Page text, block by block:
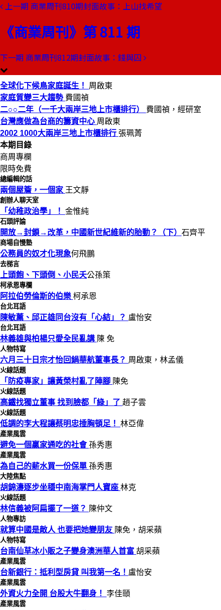
上一期 商業周刊810期封面故事：上山找希望
《商業周刊》第 811 期
下一期 商業周刊812期封面故事：錢與囚
本期目錄
全球化下候鳥家庭誕生！
全球化下候鳥家庭誕生！ 周啟東
家庭質變三大趨勢 費國禎
二○○二年（一千大兩岸三地上市櫃排行） 費國禎，經研室
台灣應做為台商的籌資中心 周啟東
2002 1000大兩岸三地上市櫃排行 張珮菁
本期目錄
商周專欄
限時免費
總編輯的話
兩個屋簷，一個家 王文靜
創辦人聊天室
「幼稚政治學」！ 金惟純
石頭評論
開放→封鎖→改革，中國新世紀維新的胎動？（下） 石齊平
商場自慢塾
公務員的奴才化現象何飛鵬
去梯言
上頭飽、下頭倒、小民夭公孫策
柯承恩專欄
阿拉伯勞倫斯的伯樂 柯承恩
台北耳語
陳敏薰、邱正雄同台沒有「心結」？ 盧怡安
台北耳語
林義雄與柏楊只愛全民亂講 陳 免
人物特寫
六月三十日宗才怡回鍋華航董事長？ 周啟東，林孟儀
火線話題
「防疫專家」讓黃榮村亂了陣腳 陳免
火線話題
高鐵找獨立董事 找到臉都「綠」了 趙子雲
火線話題
低調的李大程讓蔡明忠捶胸頓足！ 林亞偉
產業風雲
避免一個贏家通吃的社會孫秀惠
產業風雲
為自己的薪水買一份保單 孫秀惠
大陸焦點
胡錦濤逐步坐穩中南海掌門人寶座 林克
火線話題
林信義被阿扁擺了一道？ 陳仲文
人物專訪
就算中國是敵人 也要把她變朋友 陳免，胡采蘋
人物特寫
台南仙草冰小販之子變身澳洲華人首富 胡采蘋
產業風雲
台新銀行：抵利型房貸 叫我第一名！ 盧怡安
產業風雲
外資火力全開 台股大牛翻身！ 李佳頤
產業風雲